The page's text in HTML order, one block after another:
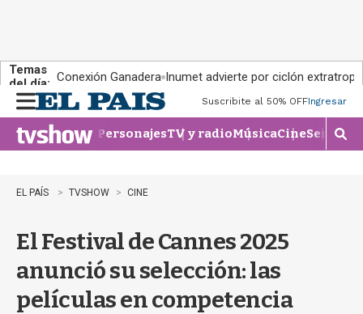
Temas
del día: Conexión Ganadera Inumet advierte por ciclón
n
u
Suscribite al 50% OFFIngresar
PersonajesTV y radioMúsicaCineSeries
M
o
EL PAÍS TVSHOW CINE
El Festival de Cannes 2025
anunció su selección: las
películas en competencia